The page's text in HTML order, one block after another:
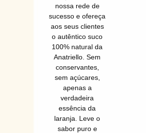
nossa rede de
sucesso e ofereça
aos seus clientes
o autêntico suco
100% natural da
Anatriello. Sem
conservantes,
sem açúcares,
apenas a
verdadeira
essência da
laranja. Leve o
sabor puro e